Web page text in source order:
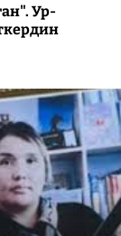
Ур-